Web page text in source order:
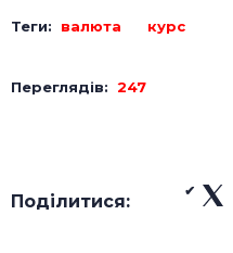
Теги: валюта курс
Переглядів: 247
Поділитися: